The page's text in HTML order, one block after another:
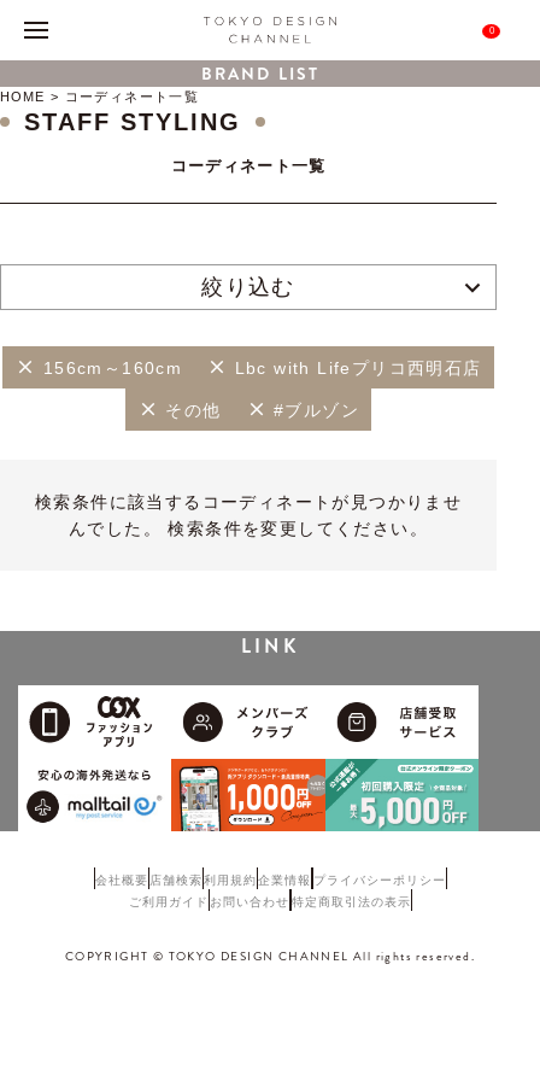
0
BRAND LIST
HOME コーディネート一覧
STAFF STYLING
コーディネート一覧
絞り込む
156cm～160cm Lbc with Lifeプリコ西明石店
その他 #ブルゾン
検索条件に該当するコーディネートが見つかりませ
んでした。 検索条件を変更してください。
LINK
会社概要 店舗検索利用規約企業情報 プライバシーポリシー
ご利用ガイド お問い合わせ 特定商取引法の表示
COPYRIGHT © TOKYO DESIGN CHANNEL All rights reserved.